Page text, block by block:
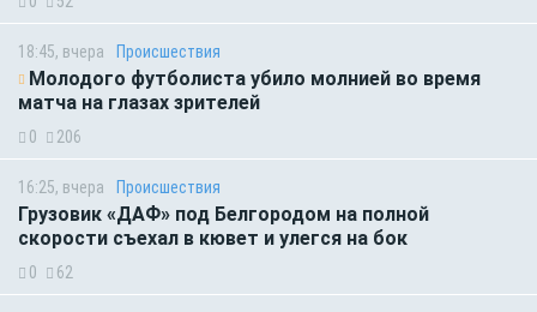
18:45, вчера Происшествия
Молодого футболиста убило молнией во время
матча на глазах зрителей
0 206
16:25, вчера Происшествия
Грузовик «ДАФ» под Белгородом на полной
скорости съехал в кювет и улегся на бок
0 62